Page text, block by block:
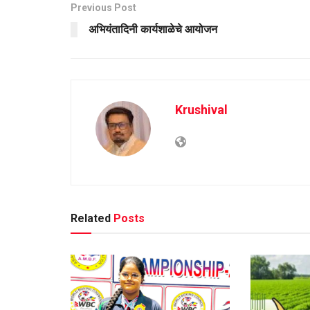
Previous Post
अभियंतादिनी कार्यशाळेचे आयोजन
Krushival
Related Posts